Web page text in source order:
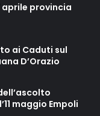
aprile provincia
ai Caduti sul
D’Orazio
maggio Empoli